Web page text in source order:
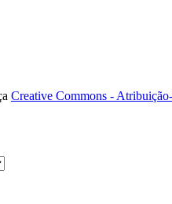
Creative Commons -